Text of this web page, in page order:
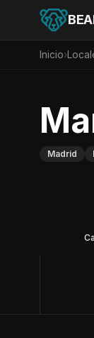
Inicio›
Madrid